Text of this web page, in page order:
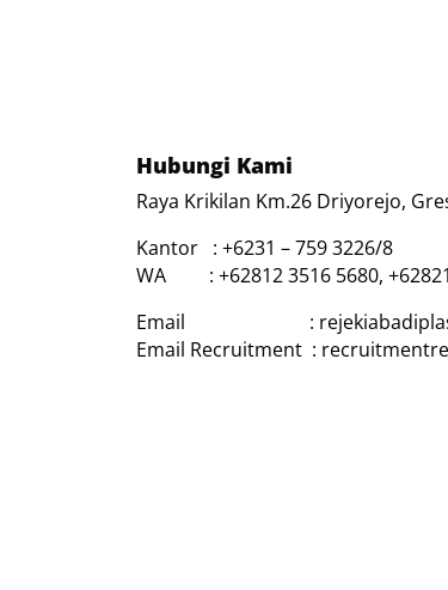
Hubungi Kami
Raya Krikilan Km.26 Driyorejo,
Kantor : +6231 – 759 3226/8
WA : +62812 3516 5680,
Email :
Email Recruitment :